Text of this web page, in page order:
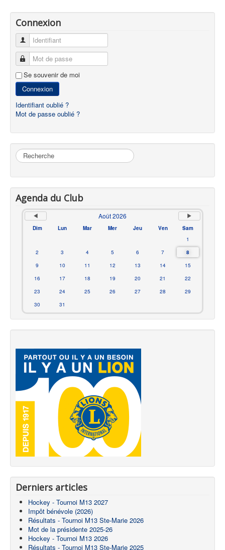
Connexion
Identifiant
Mot de passe
Se souvenir de moi
Connexion
Identifiant oublié ?
Mot de passe oublié ?
Rechercher
Agenda du Club
Août 2026
Dim Lun Mar Mer Jeu Ven
Sam
1
2
3 4 5 6 7
8
9
10 11 12 13 14
15
16
17 18 19 20 21
22
23
24 25 26 27 28
29
30
31
Derniers articles
Hockey - Tournoi M13 2027
Impôt bénévole (2026)
Résultats - Tournoi M13 Ste-Marie 2026
Mot de la présidente 2025-26
Hockey - Tournoi M13 2026
Résultats - Tournoi M13 Ste-Marie 2025